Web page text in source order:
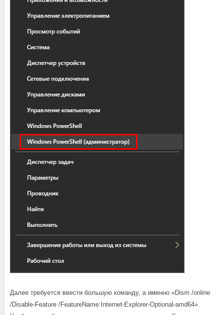
Далее требуется ввести большую команду, а именно «Dism /online
/Disable-Feature /FeatureName:Internet-Explorer-Optional-amd64».